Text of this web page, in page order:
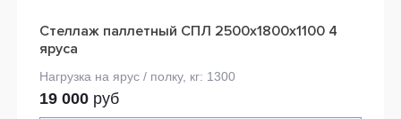
Стеллаж паллетный СПЛ 2500х1800х1100 4
яруса
19 000 руб